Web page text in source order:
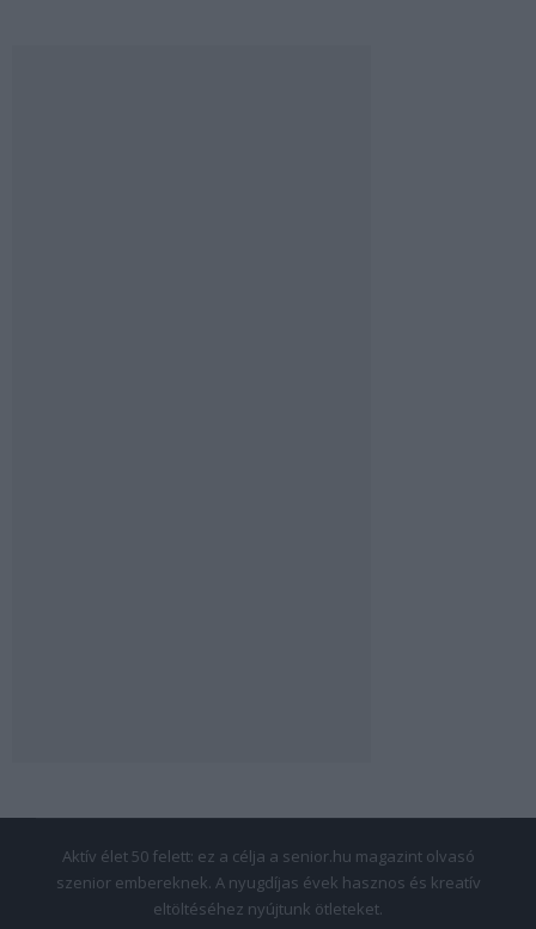
Aktív élet 50 felett: ez a célja a senior.hu magazint olvasó
szenior embereknek. A nyugdíjas évek hasznos és kreatív
eltöltéséhez nyújtunk ötleteket.